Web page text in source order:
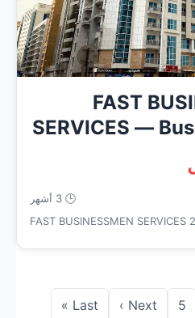
247 FAST
SERVICES —
🕒 3 أشهر
Next ›
Last »